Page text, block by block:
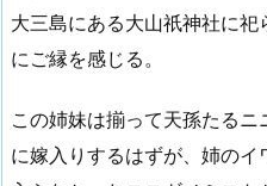
大三島にある大山祇神社に
にご縁を感じる。
この姉妹は揃って天孫たる
に嫁入りするはずが、姉の